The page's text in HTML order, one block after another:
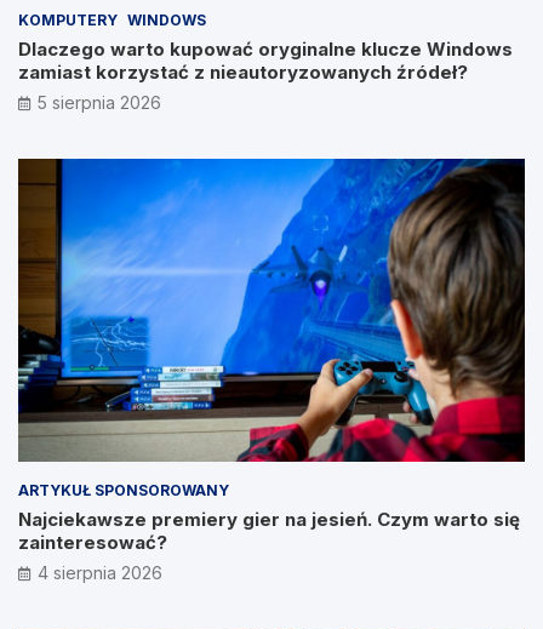
KOMPUTERY WINDOWS
Dlaczego warto kupować oryginalne klucze Windows
zamiast korzystać z nieautoryzowanych źródeł?
5 sierpnia 2026
ARTYKUŁ SPONSOROWANY
Najciekawsze premiery gier na jesień. Czym warto się
zainteresować?
4 sierpnia 2026